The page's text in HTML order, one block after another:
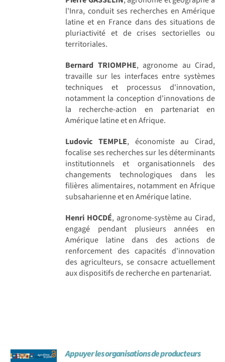
l'Inra, conduit ses recherches en Amérique
latine et en France dans des situations de
pluriactivité et de crises sectorielles ou
territoriales.
Bernard TRIOMPHE, agronome au Cirad,
travaille sur les interfaces entre systèmes
techniques et processus d'innovation,
notamment la conception d'innovations de
la recherche-action en partenariat en
Amérique latine et en Afrique.
Ludovic TEMPLE, économiste au Cirad,
focalise ses recherches sur les déterminants
institutionnels et organisationnels des
changements technologiques dans les
filières alimentaires, notamment en Afrique
subsaharienne et en Amérique latine.
Henri HOCDÉ, agronome-système au Cirad,
engagé pendant plusieurs années en
Amérique latine dans des actions de
renforcement des capacités d'innovation
des agriculteurs, se consacre actuellement
aux dispositifs de recherche en partenariat.
Appuyer les organisations de producteurs